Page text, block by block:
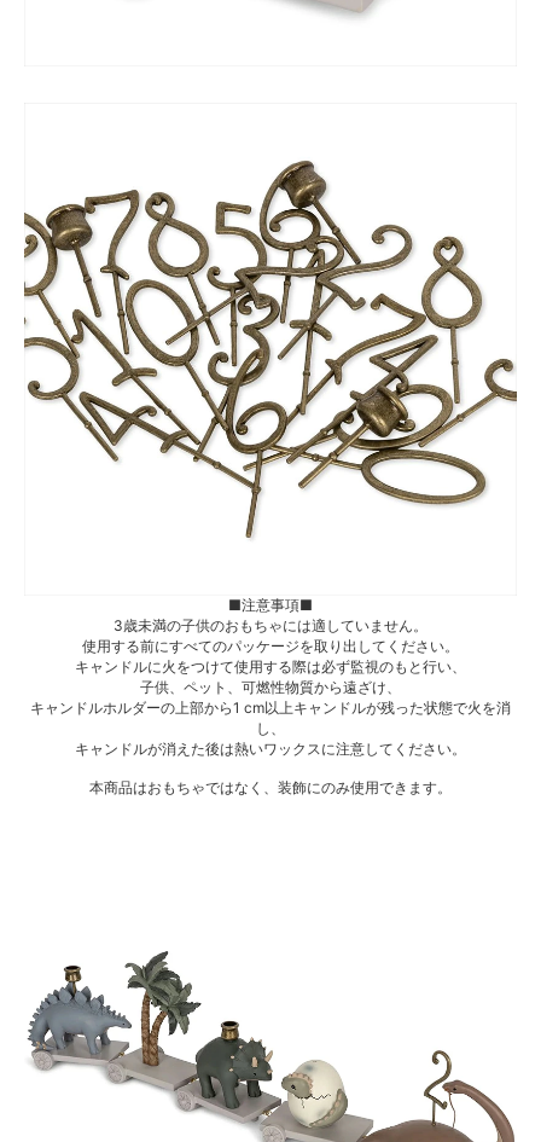
■注意事項■
3歳未満の子供のおもちゃには適していません。
使用する前にすべてのパッケージを取り出してください。
キャンドルに火をつけて使用する際は必ず監視のもと行い、
子供、ペット、可燃性物質から遠ざけ、
キャンドルホルダーの上部から1 cm以上キャンドルが残った状態で火を消
し、
キャンドルが消えた後は熱いワックスに注意してください。
本商品はおもちゃではなく、装飾にのみ使用できます。